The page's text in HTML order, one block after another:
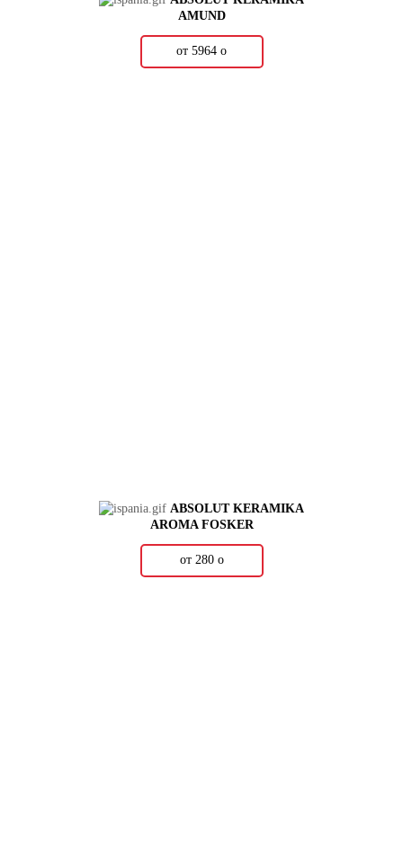
AMUND
от 5964 о
ABSOLUT KERAMIKA
AROMA FOSKER
от 280 о